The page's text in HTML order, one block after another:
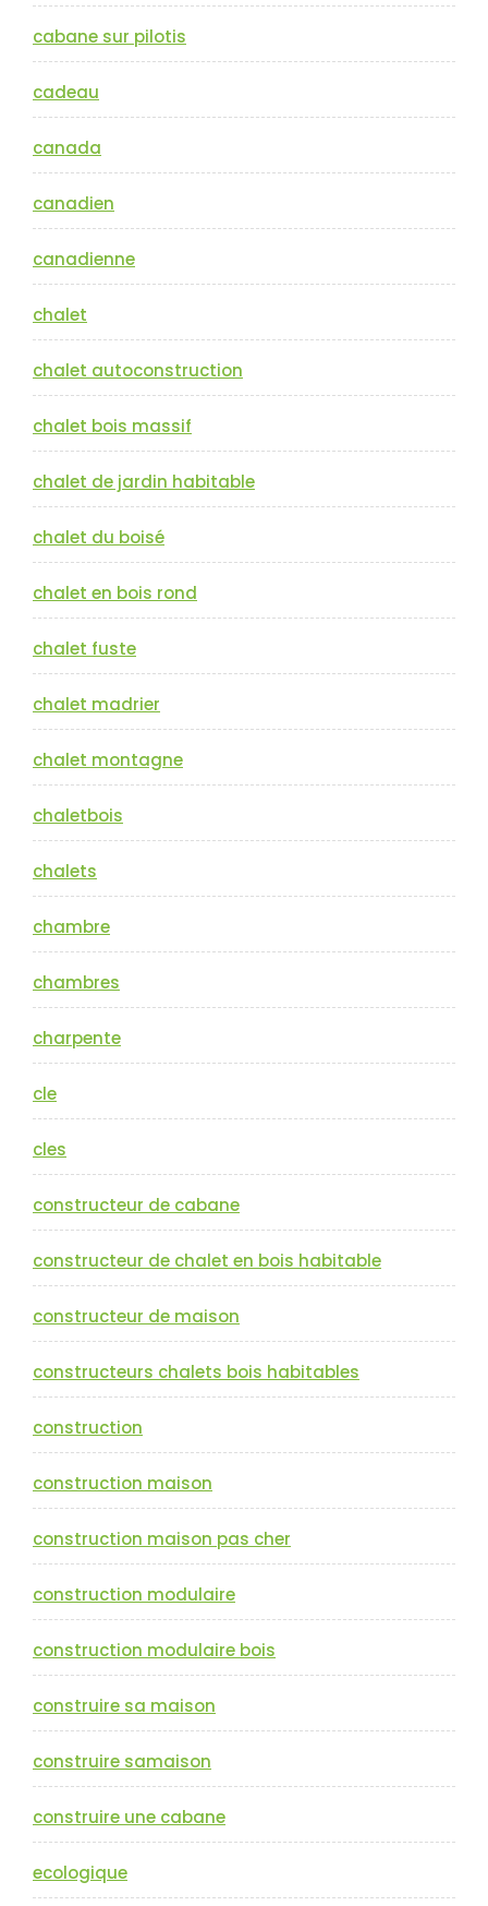
cabane sur pilotis
cadeau
canada
canadien
canadienne
chalet
chalet autoconstruction
chalet bois massif
chalet de jardin habitable
chalet du boisé
chalet en bois rond
chalet fuste
chalet madrier
chalet montagne
chaletbois
chalets
chambre
chambres
charpente
cle
cles
constructeur de cabane
constructeur de chalet en bois habitable
constructeur de maison
constructeurs chalets bois habitables
construction
construction maison
construction maison pas cher
construction modulaire
construction modulaire bois
construire sa maison
construire samaison
construire une cabane
ecologique